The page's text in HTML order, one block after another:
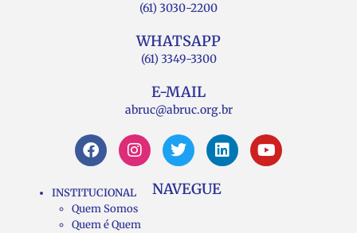
(61) 3030-2200
WHATSAPP
(61) 3349-3300
E-MAIL
abruc@abruc.org.br
NAVEGUE
INSTITUCIONAL
Quem Somos
Quem é Quem